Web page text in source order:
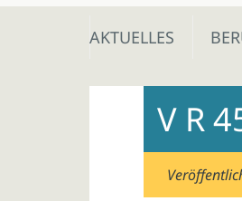
Skip
AKTUELLES
V R